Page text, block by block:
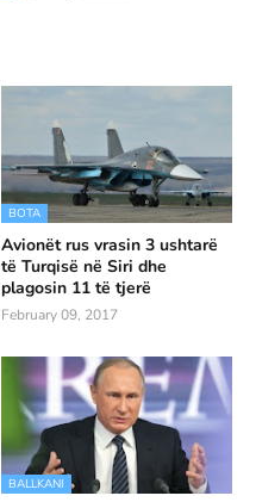
BOTA
Avionët rus vrasin 3 ushtarë
të Turqisë në Siri dhe
plagosin 11 të tjerë
February 09, 2017
BALLKANI